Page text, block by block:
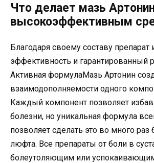
Что делает мазь
высокоэффективным
Благодаря своему составу
эффективность и гарантированный
Активная формулаМазь Артонин
взаимодополняемости одного
Каждый компонент позволяет
болезни, но уникальная формула
позволяет сделать это во много раз
люфта. Все препараты от боли в
болеутоляющим или